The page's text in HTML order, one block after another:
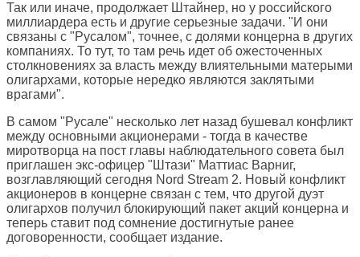
Так или иначе, продолжает Штайнер, но у российского
миллиардера есть и другие серьезные задачи. "И они
связаны с "Русалом", точнее, с долями концерна в других
компаниях. То тут, то там речь идет об ожесточенных
столкновениях за власть между влиятельными матерыми
олигархами, которые нередко являются заклятыми
врагами".
В самом "Русале" несколько лет назад бушевал конфликт
между основными акционерами - тогда в качестве
миротворца на пост главы наблюдательного совета был
приглашен экс-офицер "Штази" Маттиас Варниг,
возглавляющий сегодня Nord Stream 2. Новый конфликт
акционеров в концерне связан с тем, что другой дуэт
олигархов получил блокирующий пакет акций концерна и
теперь ставит под сомнение достигнутые ранее
договоренности, сообщает издание.